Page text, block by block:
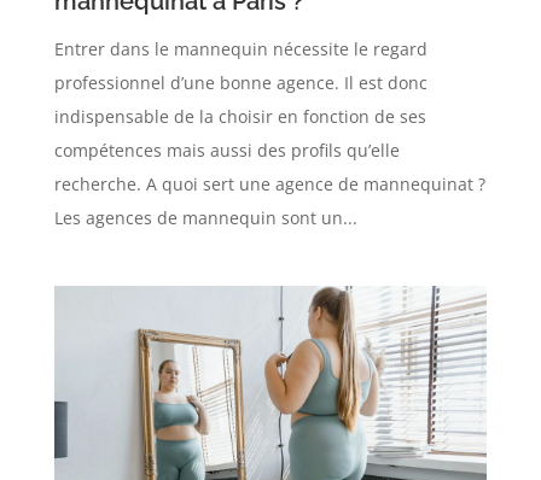
Entrer dans le mannequin nécessite le regard
professionnel d’une bonne agence. Il est donc
indispensable de la choisir en fonction de ses
compétences mais aussi des profils qu’elle
recherche. A quoi sert une agence de mannequinat ?
Les agences de mannequin sont un...